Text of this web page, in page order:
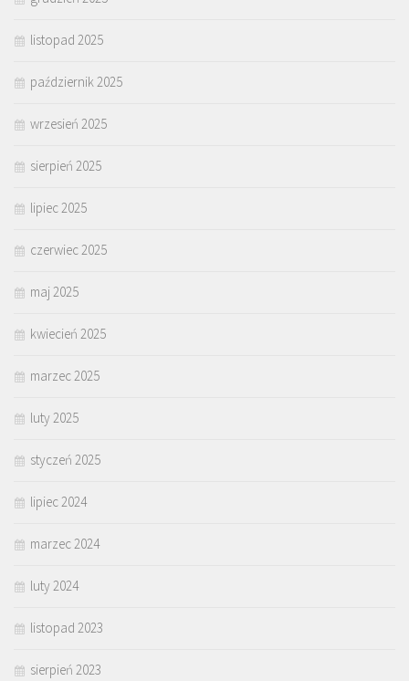
listopad 2025
październik 2025
wrzesień 2025
sierpień 2025
lipiec 2025
czerwiec 2025
maj 2025
kwiecień 2025
marzec 2025
luty 2025
styczeń 2025
lipiec 2024
marzec 2024
luty 2024
listopad 2023
sierpień 2023